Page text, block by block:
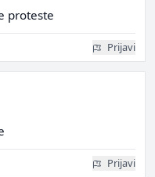
proteste
Prijavi
Prijavi